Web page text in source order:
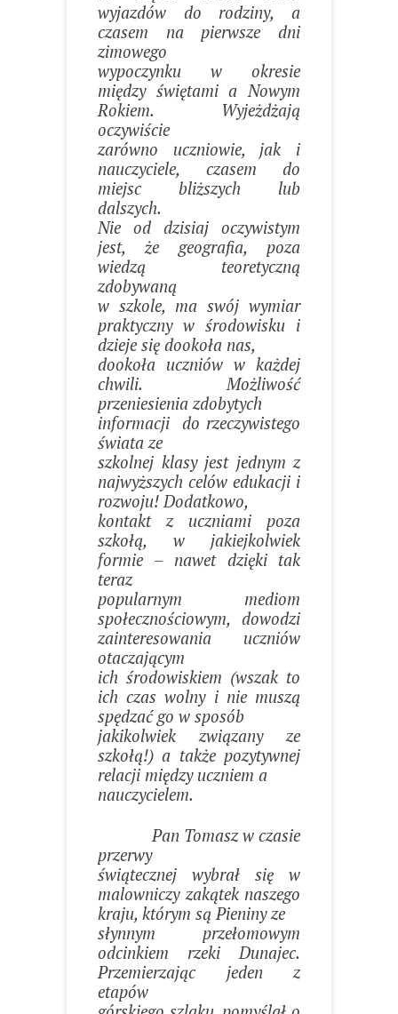
wyjazdów do rodziny, a
czasem na pierwsze dni
zimowego
wypoczynku w okresie
między świętami a Nowym
Rokiem. Wyjeżdżają
oczywiście
zarówno uczniowie, jak i
nauczyciele, czasem do
miejsc bliższych lub
dalszych.
Nie od dzisiaj oczywistym
jest, że geografia, poza
wiedzą teoretyczną
zdobywaną
w szkole, ma swój wymiar
praktyczny w środowisku i
dzieje się dookoła nas,
dookoła uczniów w każdej
chwili. Możliwość
przeniesienia zdobytych
informacji
do rzeczywistego
świata ze
szkolnej klasy jest jednym z
najwyższych celów edukacji i
rozwoju! Dodatkowo,
kontakt z uczniami poza
szkołą, w jakiejkolwiek
formie – nawet dzięki tak
teraz
popularnym mediom
społecznościowym, dowodzi
zainteresowania uczniów
otaczającym
ich środowiskiem (wszak to
ich czas wolny i nie muszą
spędzać go w sposób
jakikolwiek związany ze
szkołą!) a także pozytywnej
relacji między uczniem a
nauczycielem.
Pan Tomasz w czasie
przerwy
świątecznej wybrał się w
malowniczy zakątek naszego
kraju, którym są Pieniny ze
słynnym przełomowym
odcinkiem rzeki Dunajec.
Przemierzając jeden z
etapów